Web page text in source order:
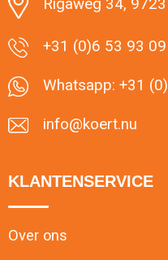
Rigaweg 34,
+31 (0)6 53 93
Whatsapp: +31
info@koert.nu
KLANTENSERVICE
Over ons